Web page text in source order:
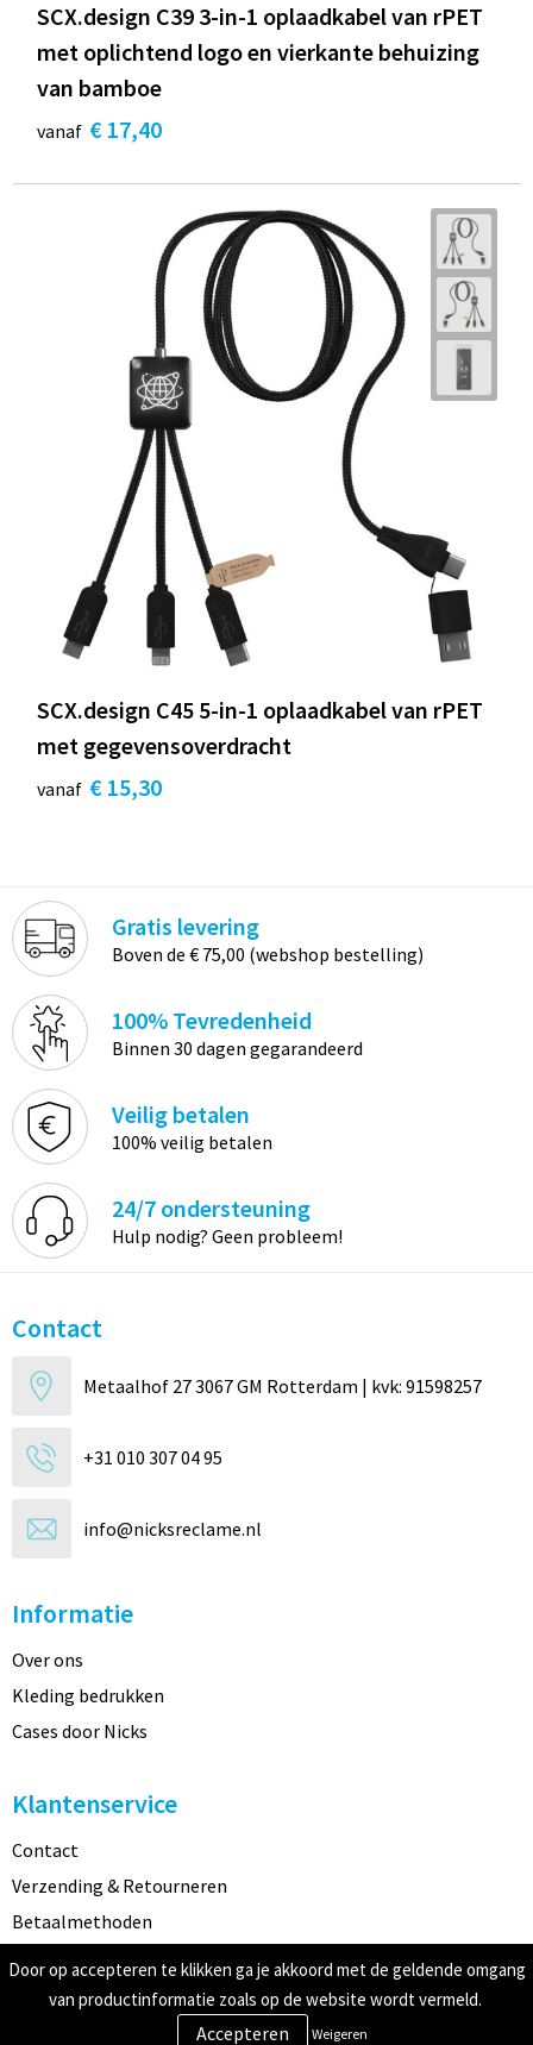
SCX.design C39 3-in-1 oplaadkabel van rPET
met oplichtend logo en vierkante behuizing
van bamboe
vanaf € 17,40
SCX.design C45 5-in-1 oplaadkabel van rPET
met gegevensoverdracht
vanaf € 15,30
Gratis levering
Boven de € 75,00 (webshop bestelling)
100% Tevredenheid
Binnen 30 dagen gegarandeerd
Veilig betalen
100% veilig betalen
24/7 ondersteuning
Hulp nodig? Geen probleem!
Contact
Metaalhof 27 3067 GM Rotterdam | kvk: 91598257
+31 010 307 04 95
info@nicksreclame.nl
Informatie
Over ons
Kleding bedrukken
Cases door Nicks
Klantenservice
Contact
Verzending & Retourneren
Betaalmethoden
Veilig winkelen
Door op accepteren te klikken ga je akkoord met de geldende omgang
van productinformatie zoals op de website wordt vermeld.
Weigeren